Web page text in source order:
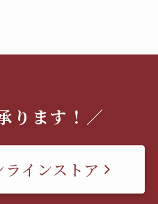
ります！／
インストア